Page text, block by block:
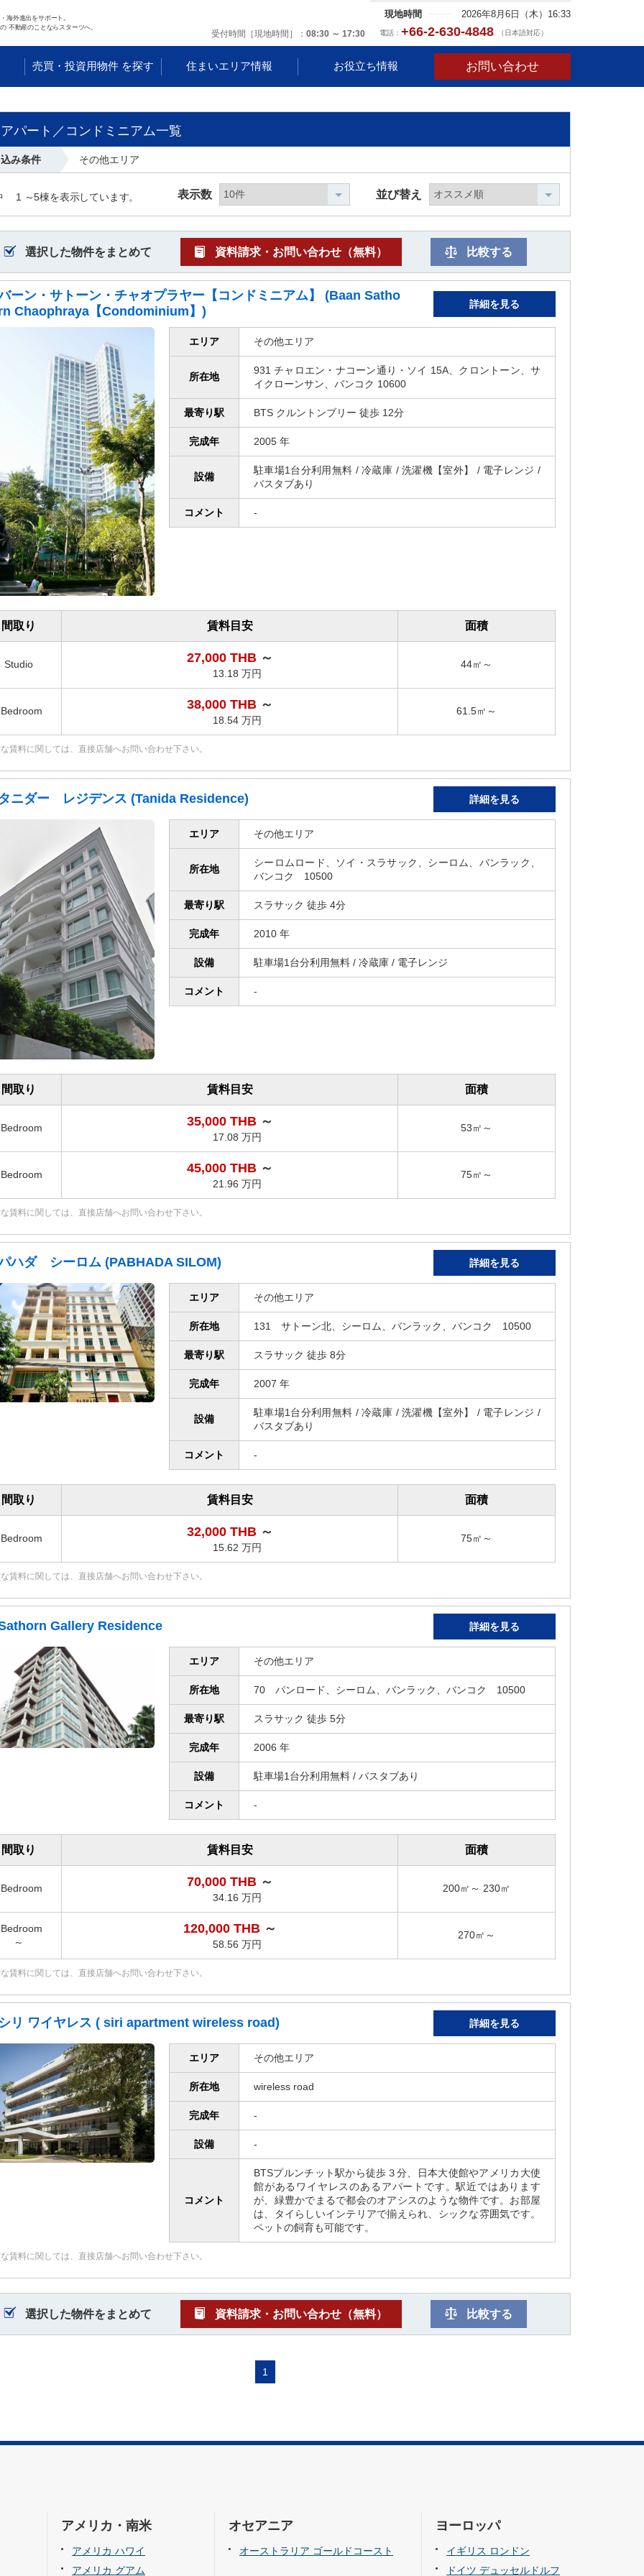
海外進出をサポート。
不動産のことならスターツへ。
現地時間 2026年8月6日（木）16:33
受付時間［現地時間］ 08:30 ～ 17:30 電話： +66-2-630-4848 （日本語対応）
売買・投資用物件 を探す 住まいエリア情報 お役立ち情報 お問い合わせ
パート／コンドミニアム一覧
み条件 その他エリア
1 ～5棟を表示しています。 表示数 並び替え
選択した物件をまとめて 資料請求・お問い合わせ（無料） 比較する
ーン・サトーン・チャオプラヤー【コンドミニアム】 (Baan Satho
Chaophraya【Condominium】)
詳細を見る
エリア その他エリア
所在地
931 チャロエン・ナコーン通り・ソイ 15A、クロントーン、サ
イクローンサン、バンコク 10600
最寄り駅 BTS クルントンブリー 徒歩 12分
完成年 2005 年
設備
駐車場1台分利用無料 / 冷蔵庫 / 洗濯機【室外】 / 電子レンジ /
バスタブあり
コメント -
間取り 賃料目安 面積
Studio 27,000 THB ～
13.18 万円
44㎡～
38,000 THB ～
18.54 万円
61.5㎡～
賃料に関しては、直接店舗へお問い合わせ下さい。
ニダー レジデンス (Tanida Residence) 詳細を見る
エリア その他エリア
所在地
シーロムロード、ソイ・スラサック、シーロム、バンラック、
バンコク 10500
最寄り駅 スラサック 徒歩 4分
完成年 2010 年
設備 駐車場1台分利用無料 / 冷蔵庫 / 電子レンジ
コメント -
間取り 賃料目安 面積
35,000 THB ～
17.08 万円
53㎡～
45,000 THB ～
21.96 万円
75㎡～
賃料に関しては、直接店舗へお問い合わせ下さい。
ハダ シーロム (PABHADA SILOM) 詳細を見る
エリア その他エリア
所在地 131 サトーン北、シーロム、バンラック、バンコク 10500
最寄り駅 スラサック 徒歩 8分
完成年 2007 年
設備
駐車場1台分利用無料 / 冷蔵庫 / 洗濯機【室外】 / 電子レンジ /
バスタブあり
コメント -
間取り 賃料目安 面積
32,000 THB ～
15.62 万円
75㎡～
賃料に関しては、直接店舗へお問い合わせ下さい。
Gallery Residence 詳細を見る
エリア その他エリア
所在地 70 パンロード、シーロム、バンラック、バンコク 10500
最寄り駅 スラサック 徒歩 5分
完成年 2006 年
設備 駐車場1台分利用無料 / バスタブあり
コメント -
間取り 賃料目安 面積
70,000 THB ～
34.16 万円
200㎡～ 230㎡
～
120,000 THB ～
58.56 万円
270㎡～
賃料に関しては、直接店舗へお問い合わせ下さい。
リ ワイヤレス ( siri apartment wireless road) 詳細を見る
エリア その他エリア
所在地 wireless road
完成年 -
設備 -
コメント
BTSプルンチット駅から徒歩３分、日本大使館やアメリカ大使
館があるワイヤレスのあるアパートです。駅近ではあります
が、緑豊かでまるで都会のオアシスのような物件です。お部屋
は、タイらしいインテリアで揃えられ、シックな雰囲気です。
ペットの飼育も可能です。
賃料に関しては、直接店舗へお問い合わせ下さい。
選択した物件をまとめて 資料請求・お問い合わせ（無料） 比較する
1
アメリカ・南米
アメリカ ハワイ
アメリカ グアム
オセアニア
オーストラリア ゴールドコースト
ヨーロッパ
イギリス ロンドン
ドイツ デュッセルドルフ